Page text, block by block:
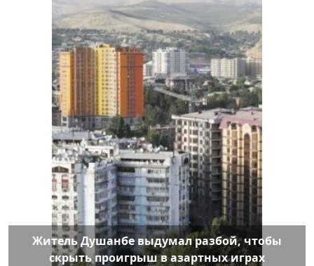
Житель Душанбе выдумал разбой, чтобы
скрыть проигрыш в азартных играх